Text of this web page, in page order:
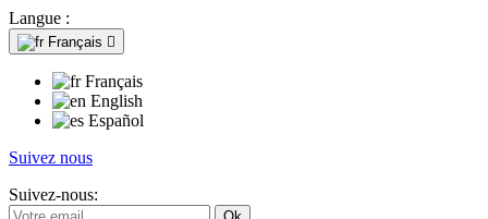
Langue :
Français 
Français
English
Español
Suivez nous
Suivez-nous: